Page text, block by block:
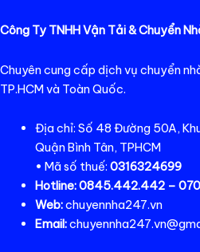
Công Ty TNHH Vận Tải & Chuyển
Chuyên cung cấp dịch vụ chuyển
TP.HCM và Toàn Quốc.
Địa chỉ: Số 48 Đường 50A,
Quận Bình Tân, TPHCM
• Mã số thuế: 0316324699
Hotline:0845.442.442 –
Web:chuyennha247.vn
Email: